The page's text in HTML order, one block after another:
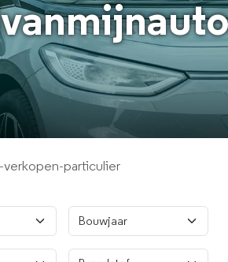
verkopen-particulier